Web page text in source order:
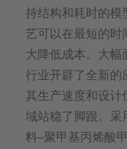
持结构和耗时的模
艺可以在最短的时
大降低成本。大幅
行业开辟了全新的
其生产速度和设计
域站稳了脚跟。采
料–聚甲基丙烯酸